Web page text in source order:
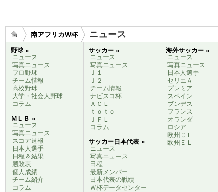
南アフリカW杯 ニュース
野球 »
ニュース
写真ニュース
プロ野球
チーム情報
高校野球
大学・社会人野球
コラム
ＭＬＢ »
ニュース
写真ニュース
スコア速報
日本人選手
日程＆結果
勝敗表
個人成績
チーム紹介
コラム
サッカー »
ニュース
写真ニュース
Ｊ１
Ｊ２
チーム情報
ナビスコ杯
ＡＣＬ
ｔｏｔｏ
ＪＦＬ
コラム
サッカー日本代表 »
ニュース
写真ニュース
日程
最新メンバー
日本代表の戦績
Ｗ杯データセンター
海外サッカー »
ニュース
写真ニュース
日本人選手
セリエＡ
プレミア
スペイン
ブンデス
フランス
オランダ
ロシア
欧州ＣＬ
欧州ＥＬ